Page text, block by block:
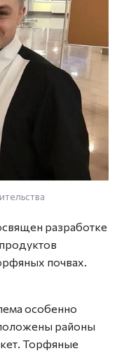
разработке
почвах.
особенно
районы
Торфяные